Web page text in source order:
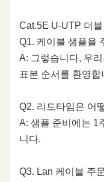
Cat.5E U-UTP 더
Q1. 케이블 샘플을
A: 그렇습니다, 우
표본 순서를 환영
Q2. 리드타임은 어
A: 샘플 준비에는 1
니다.
Q3. Lan 케이블 주